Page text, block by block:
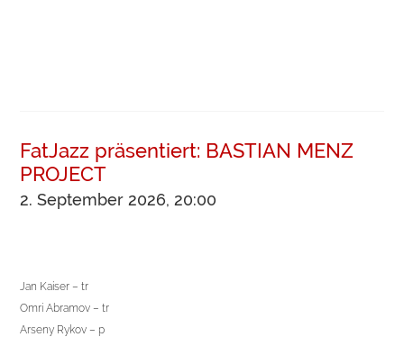
FatJazz präsentiert: BASTIAN MENZ
PROJECT
2. September 2026, 20:00
Jan Kaiser – tr
Omri Abramov – tr
Arseny Rykov – p